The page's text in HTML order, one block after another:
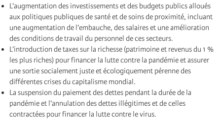
L’augmentation des investissements et des budgets publics alloués
aux politiques publiques de santé et de soins de proximité, incluant
une augmentation de l’embauche, des salaires et une amélioration
des conditions de travail du personnel de ces secteurs.
L’introduction de taxes sur la richesse (patrimoine et revenus du 1 %
les plus riches) pour financer la lutte contre la pandémie et assurer
une sortie socialement juste et écologiquement pérenne des
différentes crises du capitalisme mondial.
La suspension du paiement des dettes pendant la durée de la
pandémie et l’annulation des dettes illégitimes et de celles
contractées pour financer la lutte contre le virus.